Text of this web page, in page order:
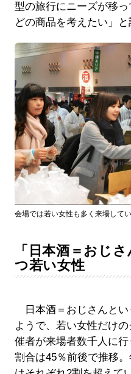
型の旅行にニーズが移
どの商品を考えたい」と
会場では若い女性も多く来場して
「日本酒＝おじ
つ若い女性
日本酒＝おじさんとい
ようで、若い女性だけ
催者が来場者数千人に
割合は45％前後で推移